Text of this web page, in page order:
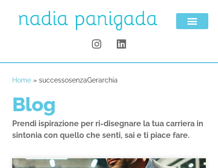
Home » successosenzaGerarchia
Blog
Prendi ispirazione per ri-disegnare la tua carriera in
sintonia con quello che senti, sai e ti piace fare.